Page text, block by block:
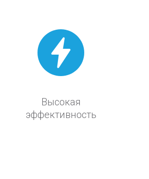
Высокая
эффективность